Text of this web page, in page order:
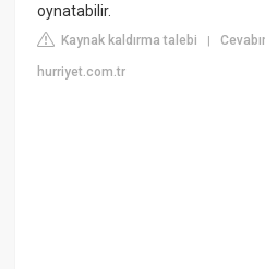
oynatabilir.
Kaynak kaldırma talebi |
hurriyet.com.tr